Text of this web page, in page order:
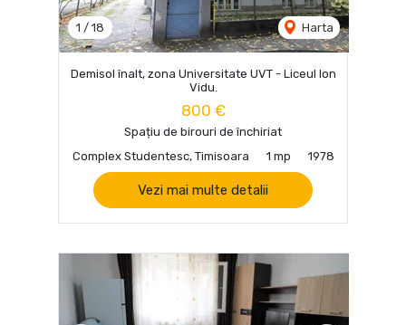
1 / 18 Harta
Demisol înalt, zona Universitate UVT - Liceul Ion
Vidu.
800 €
Spațiu de birouri de închiriat
Complex Studentesc, Timisoara
1 mp 1978
Vezi mai multe detalii